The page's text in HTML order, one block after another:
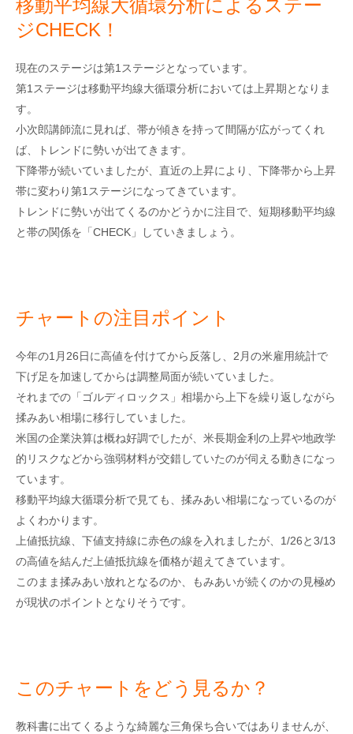
移動平均線大循環分析によるステー
ジCHECK！
現在のステージは第1ステージとなっています。
第1ステージは移動平均線大循環分析においては上昇期となりま
す。
小次郎講師流に見れば、帯が傾きを持って間隔が広がってくれ
ば、トレンドに勢いが出てきます。
下降帯が続いていましたが、直近の上昇により、下降帯から上昇
帯に変わり第1ステージになってきています。
トレンドに勢いが出てくるのかどうかに注目で、短期移動平均線
と帯の関係を「CHECK」していきましょう。
チャートの注目ポイント
今年の1月26日に高値を付けてから反落し、2月の米雇用統計で
下げ足を加速してからは調整局面が続いていました。
それまでの「ゴルディロックス」相場から上下を繰り返しながら
揉みあい相場に移行していました。
米国の企業決算は概ね好調でしたが、米長期金利の上昇や地政学
的リスクなどから強弱材料が交錯していたのが伺える動きになっ
ています。
移動平均線大循環分析で見ても、揉みあい相場になっているのが
よくわかります。
上値抵抗線、下値支持線に赤色の線を入れましたが、1/26と3/13
の高値を結んだ上値抵抗線を価格が超えてきています。
このまま揉みあい放れとなるのか、もみあいが続くのかの見極め
が現状のポイントとなりそうです。
このチャートをどう見るか？
教科書に出てくるような綺麗な三角保ち合いではありませんが、